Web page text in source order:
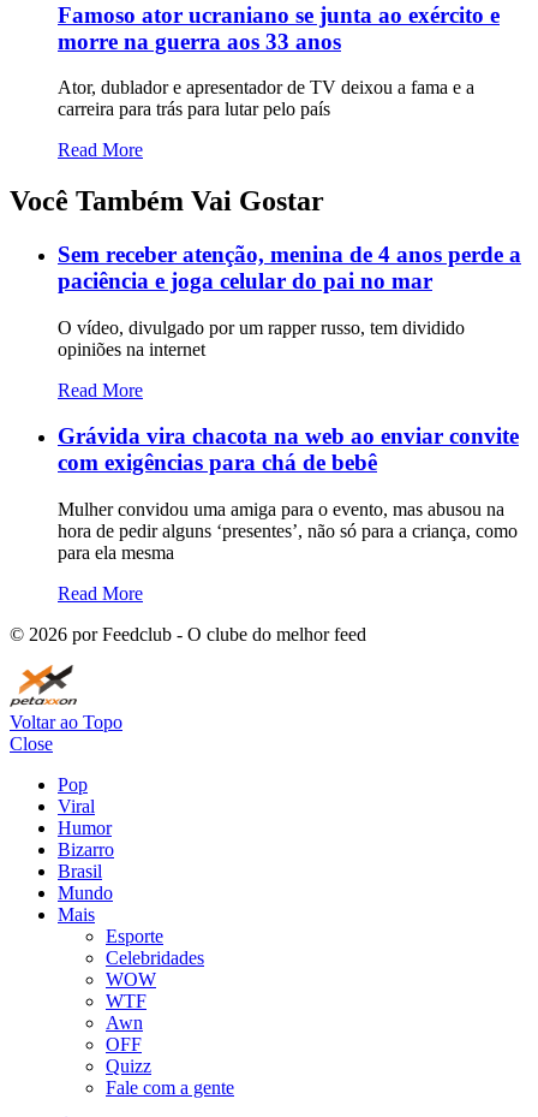
Famoso ator ucraniano se junta ao exército e
morre na guerra aos 33 anos
Ator, dublador e apresentador de TV deixou a fama e a
carreira para trás para lutar pelo país
Read More
Você Também Vai Gostar
Sem receber atenção, menina de 4 anos perde a
paciência e joga celular do pai no mar
O vídeo, divulgado por um rapper russo, tem dividido
opiniões na internet
Read More
Grávida vira chacota na web ao enviar convite
com exigências para chá de bebê
Mulher convidou uma amiga para o evento, mas abusou na
hora de pedir alguns ‘presentes’, não só para a criança, como
para ela mesma
Read More
© 2026 por Feedclub - O clube do melhor feed
Voltar ao Topo
Close
Pop
Viral
Humor
Bizarro
Brasil
Mundo
Mais
Esporte
Celebridades
WOW
WTF
Awn
OFF
Quizz
Fale com a gente